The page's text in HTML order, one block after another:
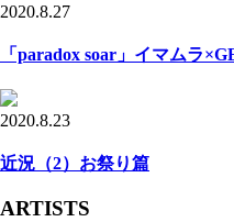
2020.8.27
「paradox soar」イマムラ
2020.8.23
近況（2）お祭り篇
ARTISTS